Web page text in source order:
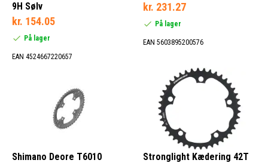
9H Sølv
kr. 154.05
På lager
EAN 4524667220657
kr. 231.27
På lager
EAN 5603895200576
Shimano Deore T6010
Stronglight Kædering 42T